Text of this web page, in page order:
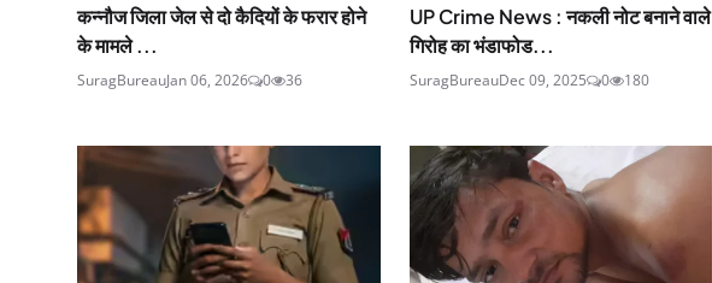
कन्नौज जिला जेल से दो कैदियों के फरार होने
के मामले ...
SuragBureauJan 06, 2026 0 36
UP Crime News : नकली नोट बनाने वाले
गिरोह का भंडाफोड...
SuragBureauDec 09, 2025 0 180